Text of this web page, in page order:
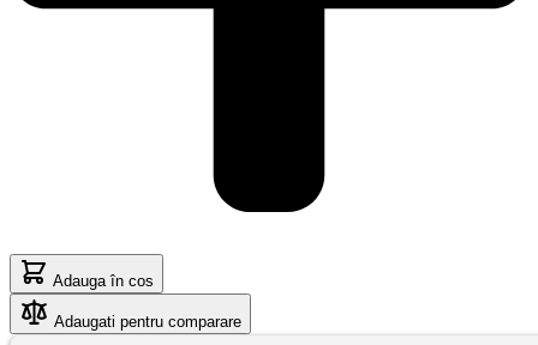
Adauga în cos
Adaugati pentru comparare